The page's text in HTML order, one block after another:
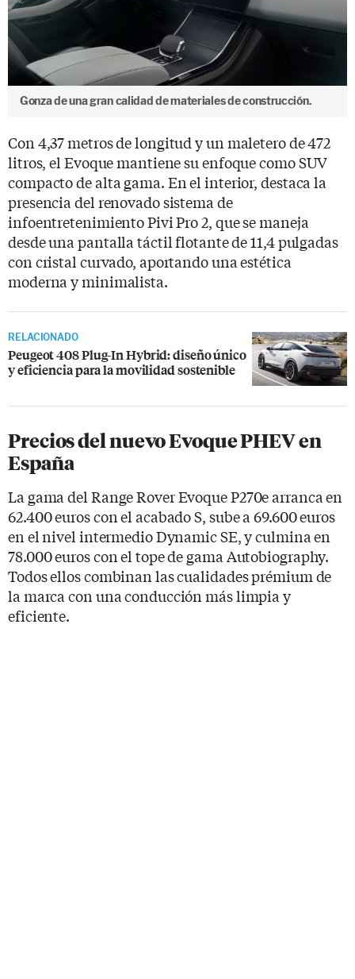
Gonza de una gran calidad de materiales de construcción.
Con 4,37 metros de longitud y un maletero de 472
litros, el Evoque mantiene su enfoque como SUV
compacto de alta gama. En el interior, destaca la
presencia del renovado sistema de
infoentretenimiento Pivi Pro 2, que se maneja
desde una pantalla táctil flotante de 11,4 pulgadas
con cristal curvado, aportando una estética
moderna y minimalista.
RELACIONADO
Peugeot 408 Plug-In Hybrid: diseño único
y eficiencia para la movilidad sostenible
Precios del nuevo Evoque PHEV en
España
La gama del Range Rover Evoque P270e arranca en
62.400 euros con el acabado S, sube a 69.600 euros
en el nivel intermedio Dynamic SE, y culmina en
78.000 euros con el tope de gama Autobiography.
Todos ellos combinan las cualidades prémium de
la marca con una conducción más limpia y
eficiente.